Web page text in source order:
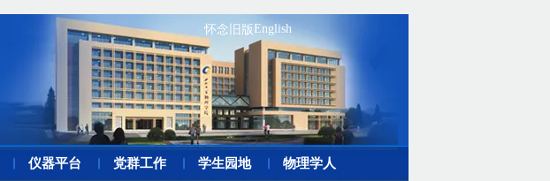
仪器平台 党群工作 学生园地 物理学人
怀念旧版English